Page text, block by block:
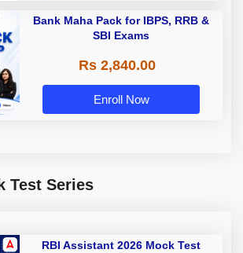
Bank Maha Pack for IBPS, RRB &
SBI Exams
Rs 2,840.00
Enroll Now
Test Series
RBI Assistant 2026 Mock Test